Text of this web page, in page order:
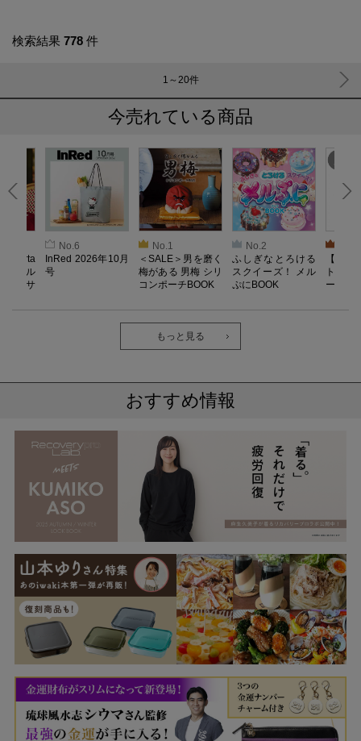
検索結果 778 件
1～20件
今売れている商品
キル
レッサ
No.6
InRed 2026年10月
号
No.1
＜SALE＞男を磨く
梅がある 男梅 シリ
コンポーチBOOK
No.2
ふしぎなとろける
スクイーズ！ メル
ぷにBOOK
【
ト／L
ー）【
ab. 疲
もっと見る
おすすめ情報